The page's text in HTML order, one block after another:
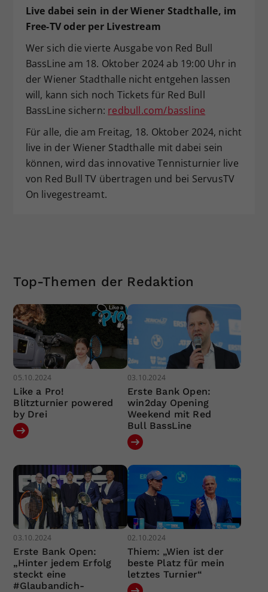
Live dabei sein in der Wiener Stadthalle, im
Free-TV oder per Livestream
Wer sich die vierte Ausgabe von Red Bull
BassLine am 18. Oktober 2024 ab 19:00 Uhr in
der Wiener Stadthalle nicht entgehen lassen
will, kann sich noch Tickets für Red Bull
BassLine sichern: redbull.com/bassline
Für alle, die am Freitag, 18. Oktober 2024, nicht
live in der Wiener Stadthalle mit dabei sein
können, wird das innovative Tennisturnier live
von Red Bull TV übertragen und bei ServusTV
On livegestreamt.
Top-Themen der Redaktion
05.10.2024
Like a Pro!
Blitzturnier powered
by Drei
03.10.2024
Erste Bank Open:
win2day Opening
Weekend mit Red
Bull BassLine
03.10.2024
Erste Bank Open:
„Hinter jedem Erfolg
steckt eine
#Glaubandich-
02.10.2024
Thiem: „Wien ist der
beste Platz für mein
letztes Turnier“